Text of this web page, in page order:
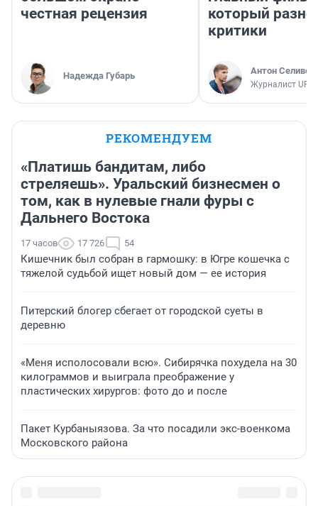
честная рецензия
Надежда Губарь
который
критики
Антон
Журналист
РЕКОМЕНДУЕМ
«Платишь бандитам, либо
стреляешь». Уральский бизнесмен о
том, как в нулевые гнали фуры с
Дальнего Востока
17 часов 17 726 54
Кишечник был собран в гармошку: в Югре кошечка с
тяжелой судьбой ищет новый дом — ее история
Питерский блогер сбегает от городской суеты в
деревню
«Меня исполосовали всю». Сибирячка похудела на 30
килограммов и выиграла преображение у
пластических хирургов: фото до и после
Пакет Курбаныязова. За что посадили экс-военкома
Московского района